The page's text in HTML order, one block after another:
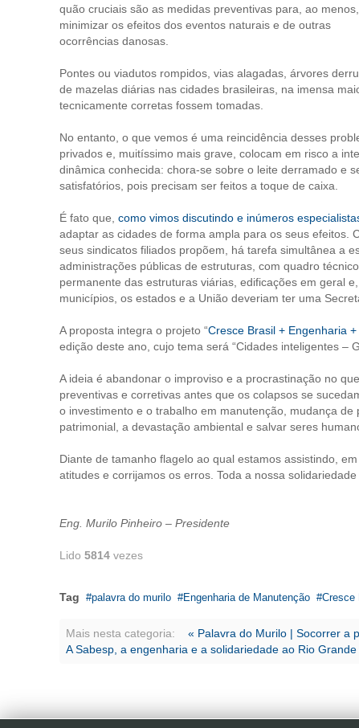
quão cruciais são as medidas preventivas para, ao menos,
minimizar os efeitos dos eventos naturais e de outras
ocorrências danosas.
Pontes ou viadutos rompidos, vias alagadas, árvores
de mazelas diárias nas cidades brasileiras, na imensa
tecnicamente corretas fossem tomadas.
No entanto, o que vemos é uma reincidência desses
privados e, muitíssimo mais grave, colocam em risco a
dinâmica conhecida: chora-se sobre o leite derramado e
satisfatórios, pois precisam ser feitos a toque de caixa.
É fato que, como vimos discutindo e inúmeros
adaptar as cidades de forma ampla para os seus efeitos.
seus sindicatos filiados propõem, há tarefa simultânea a
administrações públicas de estruturas, com quadro
permanente das estruturas viárias, edificações em geral
municípios, os estados e a União deveriam ter uma
A proposta integra o projeto “Cresce Brasil + Engenharia
edição deste ano, cujo tema será “Cidades inteligentes –
A ideia é abandonar o improviso e a procrastinação no
preventivas e corretivas antes que os colapsos se
o investimento e o trabalho em manutenção, mudança
patrimonial, a devastação ambiental e salvar seres
Diante de tamanho flagelo ao qual estamos assistindo,
atitudes e corrijamos os erros. Toda a nossa solidariedade
Eng. Murilo Pinheiro – Presidente
Lido 5814 vezes
Tag palavra do murilo Engenharia de Manutenção Cresce
Mais nesta categoria: « Palavra do Murilo | Socorrer a
A Sabesp, a engenharia e a solidariedade ao Rio